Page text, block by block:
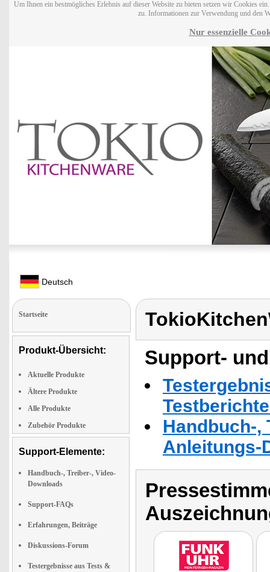
Um Ihnen ein bestmögliches Erlebnis auf dieser Website zu bieten setzen wir Cookies
zu. Informationen zur Verwendung und den
Nur essenzielle
Deutsch
Startseite
Produkt-Übersicht:
Aktuelle Produkte
Ältere Produkte
Alle Produkte
Zubehör Produkte
Support-Elemente:
Handbuch-, Treiber-, Video-
Downloads
Support-FAQs
Erfahrungen, Beiträge
Diskussions-Forum
Testergebnisse aus Tests &
Support-
Handbuch-,
Anleitungs-